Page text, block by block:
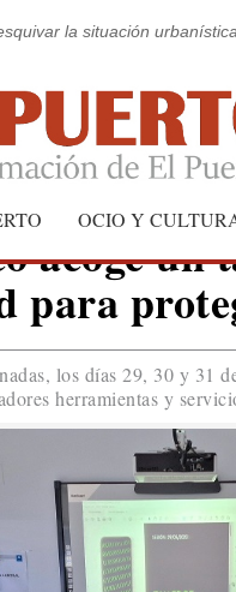
la situación
OCIO Y
acoge un
para
los días 29, 30 y 31
herramientas y